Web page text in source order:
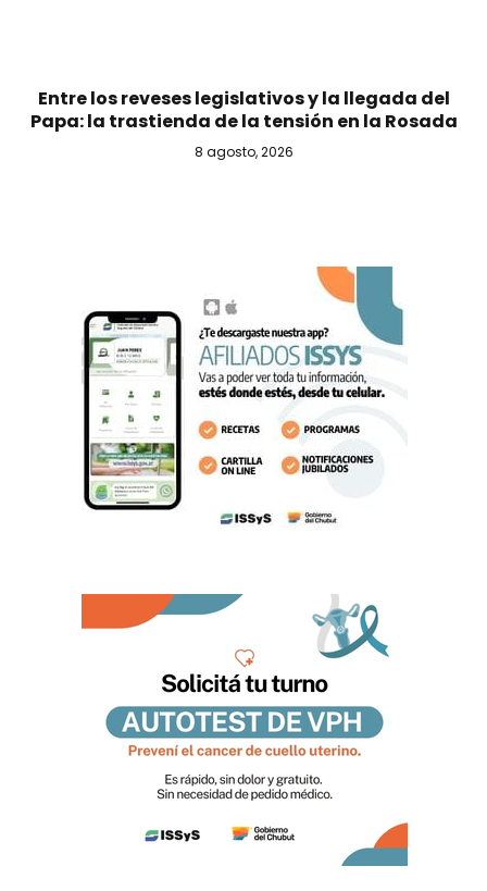
Entre los reveses legislativos y la llegada del
Papa: la trastienda de la tensión en la Rosada
8 agosto, 2026